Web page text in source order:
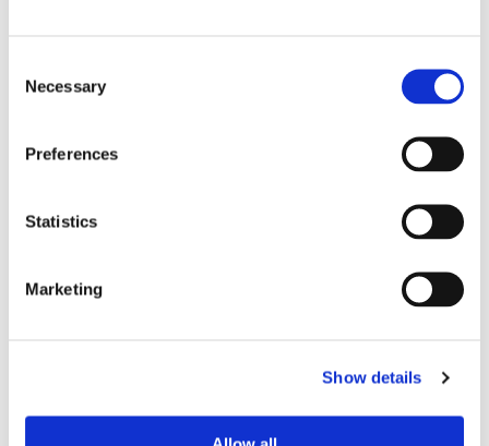
Selection
Necessary
Preferences
Statistics
Marketing
Show details
bränslekostnader men